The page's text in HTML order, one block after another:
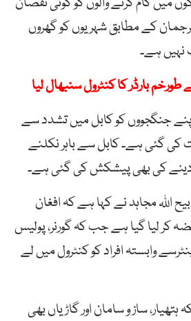
کے مطابق شہریوں کو گھروں
ہے۔
طورخم بارڈر کا کنٹرول سنبھال لیا
جنگجووں کو کابل میں تشدد سے
کی گئی ہے۔ کابل سے باہر نکلنے
دینے کی بھی پیشکش کی گئی ہے۔
اللہ مجاہد نے کہا ہے کہ افغان
کر لیا گیا ہے جب کہ گورنر، پولیس
وابستہ افراد کو کنٹرول میں لے
ہتھیار، ساز و سامان اور گاڑیاں بھی